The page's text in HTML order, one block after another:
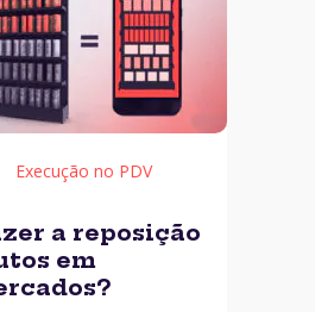
Execução no PDV
a reposição
em